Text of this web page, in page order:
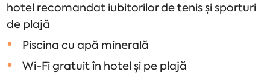
hotel recomandat iubitorilor de tenis și sporturi
de plajă
Piscina cu apă minerală
Wi-Fi gratuit în hotel și pe plajă